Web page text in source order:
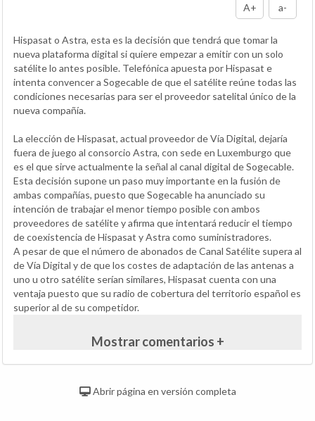
A+ a-
Hispasat o Astra, esta es la decisión que tendrá que tomar la
nueva plataforma digital si quiere empezar a emitir con un solo
satélite lo antes posible. Telefónica apuesta por Hispasat e
intenta convencer a Sogecable de que el satélite reúne todas las
condiciones necesarias para ser el proveedor satelital único de la
nueva compañía.
La elección de Hispasat, actual proveedor de Vía Digital, dejaría
fuera de juego al consorcio Astra, con sede en Luxemburgo que
es el que sirve actualmente la señal al canal digital de Sogecable.
Esta decisión supone un paso muy importante en la fusión de
ambas compañías, puesto que Sogecable ha anunciado su
intención de trabajar el menor tiempo posible con ambos
proveedores de satélite y afirma que intentará reducir el tiempo
de coexistencia de Hispasat y Astra como suministradores.
A pesar de que el número de abonados de Canal Satélite supera al
de Vía Digital y de que los costes de adaptación de las antenas a
uno u otro satélite serían similares, Hispasat cuenta con una
ventaja puesto que su radio de cobertura del territorio español es
superior al de su competidor.
Mostrar comentarios +
Abrir página en versión completa